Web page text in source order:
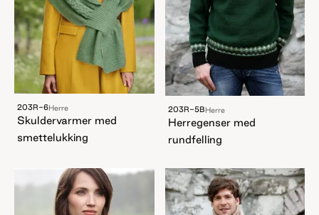
203R-6Herre
Skuldervarmer med
smettelukking
203R-5BHerre
Herregenser med
rundfelling